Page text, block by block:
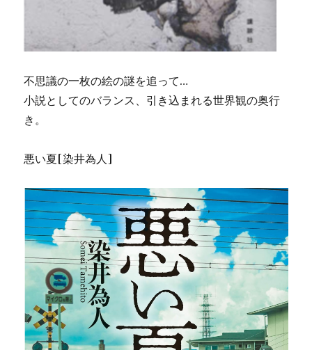
不思議の一枚の絵の謎を追って…
小説としてのバランス、引き込まれる世界観の奥行
き。
悪い夏[染井為人]